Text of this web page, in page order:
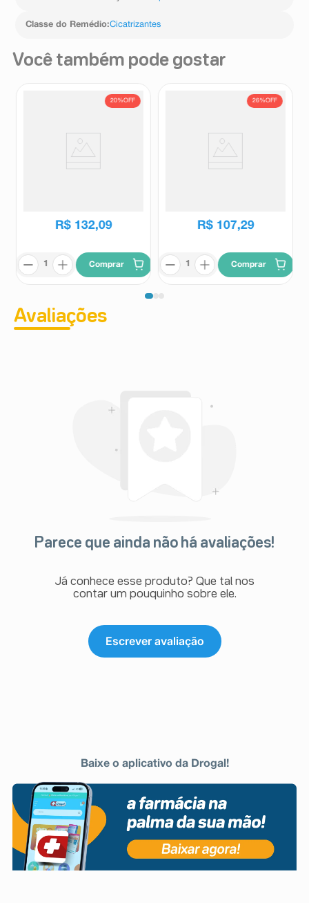
Classe do Remédio:Cicatrizantes
Você também pode gostar
20%OFF
R$ 132,09
Comprar
26%OFF
R$ 107,29
Comprar
Avaliações
Parece que ainda não há avaliações!
Já conhece esse produto? Que tal nos
contar um pouquinho sobre ele.
Escrever avaliação
Baixe o aplicativo da Drogal!